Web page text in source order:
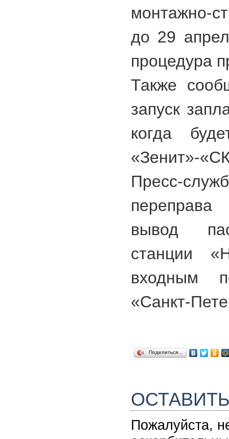
монтажно-
до 29
процедура
Также
запуск
когда
«Зенит»-
Пресс-
переправа
вывод
станции
входным
«Санкт-
Поделиться…
Пожалуйста,